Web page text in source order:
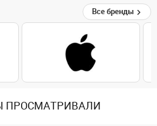
Все бренды
ПРОСМАТРИВАЛИ